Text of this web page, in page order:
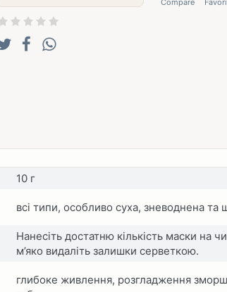
10 г
всі типи, особливо суха, зневоднена та
Нанесіть достатню кількість маски на
м’яко видаліть залишки серветкою.
глибоке живлення, розгладження